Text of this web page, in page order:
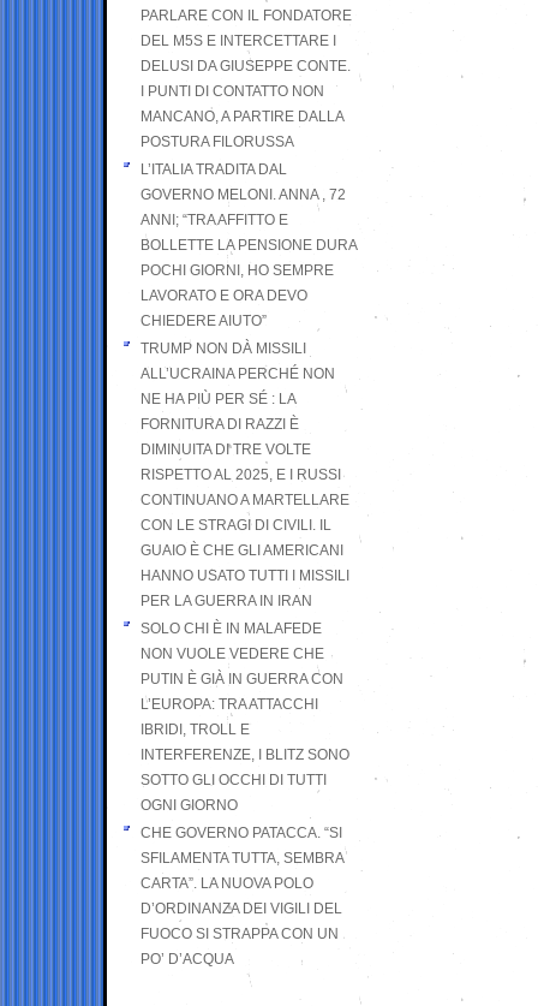
PARLARE CON IL FONDATORE
DEL M5S E INTERCETTARE I
DELUSI DA GIUSEPPE CONTE.
I PUNTI DI CONTATTO NON
MANCANO, A PARTIRE DALLA
POSTURA FILORUSSA
L’ITALIA TRADITA DAL
GOVERNO MELONI. ANNA , 72
ANNI; “TRA AFFITTO E
BOLLETTE LA PENSIONE DURA
POCHI GIORNI, HO SEMPRE
LAVORATO E ORA DEVO
CHIEDERE AIUTO”
TRUMP NON DÀ MISSILI
ALL’UCRAINA PERCHÉ NON
NE HA PIÙ PER SÉ : LA
FORNITURA DI RAZZI È
DIMINUITA DI TRE VOLTE
RISPETTO AL 2025, E I RUSSI
CONTINUANO A MARTELLARE
CON LE STRAGI DI CIVILI. IL
GUAIO È CHE GLI AMERICANI
HANNO USATO TUTTI I MISSILI
PER LA GUERRA IN IRAN
SOLO CHI È IN MALAFEDE
NON VUOLE VEDERE CHE
PUTIN È GIÀ IN GUERRA CON
L’EUROPA: TRA ATTACCHI
IBRIDI, TROLL E
INTERFERENZE, I BLITZ SONO
SOTTO GLI OCCHI DI TUTTI
OGNI GIORNO
CHE GOVERNO PATACCA. “SI
SFILAMENTA TUTTA, SEMBRA
CARTA”. LA NUOVA POLO
D’ORDINANZA DEI VIGILI DEL
FUOCO SI STRAPPA CON UN
PO’ D’ACQUA